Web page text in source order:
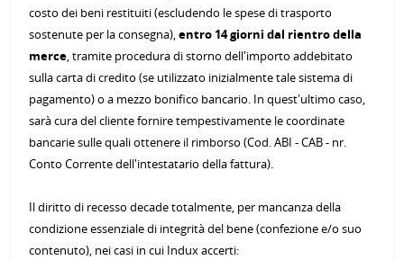
costo dei beni restituiti (escludendo le spese di trasporto
sostenute per la consegna),entro 14 giorni dal rientro della
merce, tramite procedura di storno dell'importo addebitato
sulla carta di credito (se utilizzato inizialmente tale sistema di
pagamento) o a mezzo bonifico bancario. In quest'ultimo caso,
sarà cura del cliente fornire tempestivamente le coordinate
bancarie sulle quali ottenere il rimborso (Cod. ABI - CAB - nr.
Conto Corrente dell'intestatario della fattura).
Il diritto di recesso decade totalmente, per mancanza della
condizione essenziale di integrità del bene (confezione e/o suo
contenuto), nei casi in cui Indux accerti: